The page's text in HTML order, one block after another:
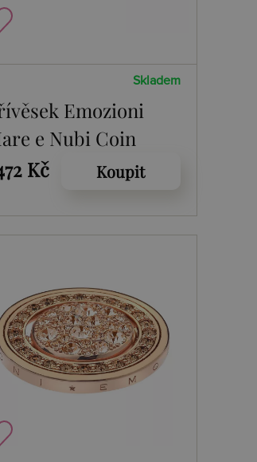
Skladem
Emozioni
e Nubi Coin
Kč
Koupit